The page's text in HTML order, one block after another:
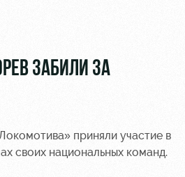
Информация
ЗАБИЛИ ЗА
приняли участие в
своих национальных команд.